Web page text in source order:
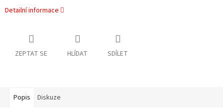
Detailní informace
ZEPTAT SE HLÍDAT SDÍLET
Popis Diskuze